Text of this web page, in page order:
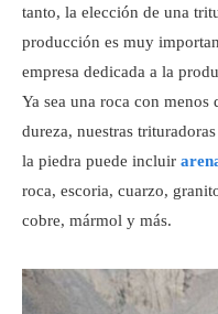
tanto, la elección de una
producción es muy
empresa dedicada a la
Ya sea una roca con
dureza, nuestras
la piedra puede incluir
roca, escoria, cuarzo,
cobre, mármol y más.